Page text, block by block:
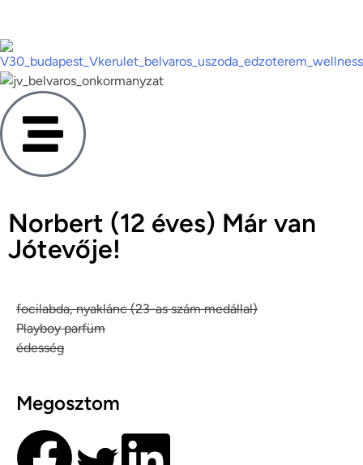
Norbert (12 éves) Már van
Jótevője!
focilabda, nyaklánc (23-as szám medállal)
Playboy parfüm
édesség
Megosztom